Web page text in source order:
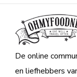
De online
en liefhebbers